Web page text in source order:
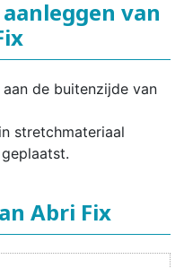
van
de buitenzijde van
stretchmateriaal
Abri Fix